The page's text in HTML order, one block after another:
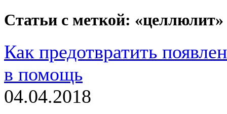
Статьи с меткой: «целлюлит»
Как предотвратить
в помощь
04.04.2018